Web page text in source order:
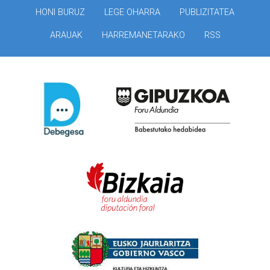
HONI BURUZ LEGE OHARRA PUBLIZITATEA
ARAUAK HARREMANETARAKO RSS